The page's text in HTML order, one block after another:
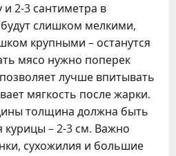
2-3 сантиметра в
слишком мелкими,
крупными – останутся
мясо нужно поперек
лучше впитывать
мягкость после жарки.
толщина должна быть
курицы – 2-3 см. Важно
сухожилия и большие